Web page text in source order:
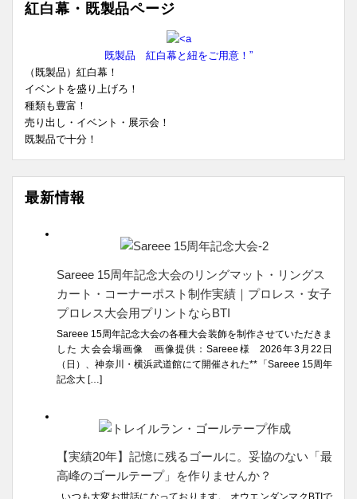
紅白幕・既製品ページ
既製品 紅白幕と紐をご用意！”
（既製品）紅白幕！
イベントを盛り上げろ！
種類も豊富！
売り出し・イベント・展示会！
既製品で十分！
最新情報
Sareee 15周年記念大会のリングマット・リングス
カート・コーナーポスト制作実績｜プロレス・女子
プロレス大会用プリントならBTI
Sareee 15周年記念大会の各種大会装飾を制作させていただきま
した 大会会場画像 画像提供：Sareee様 2026年3月22日
（日）、神奈川・横浜武道館にて開催された**「Sareee 15周年
記念大 […]
【実績20年】記憶に残るゴールに。妥協のない「最
高峰のゴールテープ」を作りませんか？
いつも大変お世話になっております。 オウエンダンマクBTIで